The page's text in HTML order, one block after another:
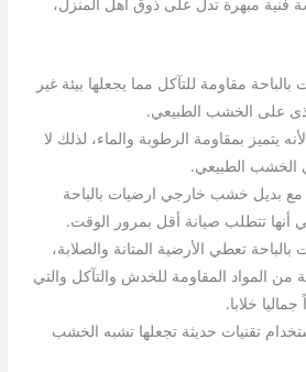
مقاومة للتآكل مما يجعلها بيئة غير
على الخشب الطبيعي.
بمقاومة الرطوبة والماء، لذلك لا
الخشب الطبيعي.
مع بديل خشب خارجي ارضيات بالباحة
أنها تتطلب صيانة أقل بمرور الوقت.
تعطي الأرضية المتانة والصلابة،
من المواد المقاومة للخدش والتآكل والتي
خلابا.
تقنيات حديثة تجعلها تشبه الخشب